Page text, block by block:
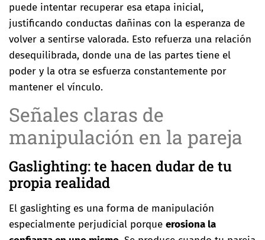
puede intentar recuperar esa etapa inicial,
justificando conductas dañinas con la esperanza de
volver a sentirse valorada. Esto refuerza una relación
desequilibrada, donde una de las partes tiene el
poder y la otra se esfuerza constantemente por
mantener el vínculo.
Señales claras de
manipulación en la pareja
Gaslighting: te hacen dudar de tu
propia realidad
El gaslighting es una forma de manipulación
especialmente perjudicial porque erosiona la